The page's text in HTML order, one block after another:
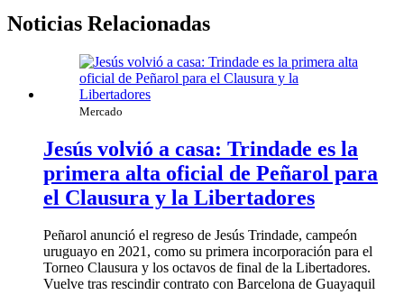
Noticias Relacionadas
Mercado
Jesús volvió a casa: Trindade es la
primera alta oficial de Peñarol para
el Clausura y la Libertadores
Peñarol anunció el regreso de Jesús Trindade, campeón
uruguayo en 2021, como su primera incorporación para el
Torneo Clausura y los octavos de final de la Libertadores.
Vuelve tras rescindir contrato con Barcelona de Guayaquil